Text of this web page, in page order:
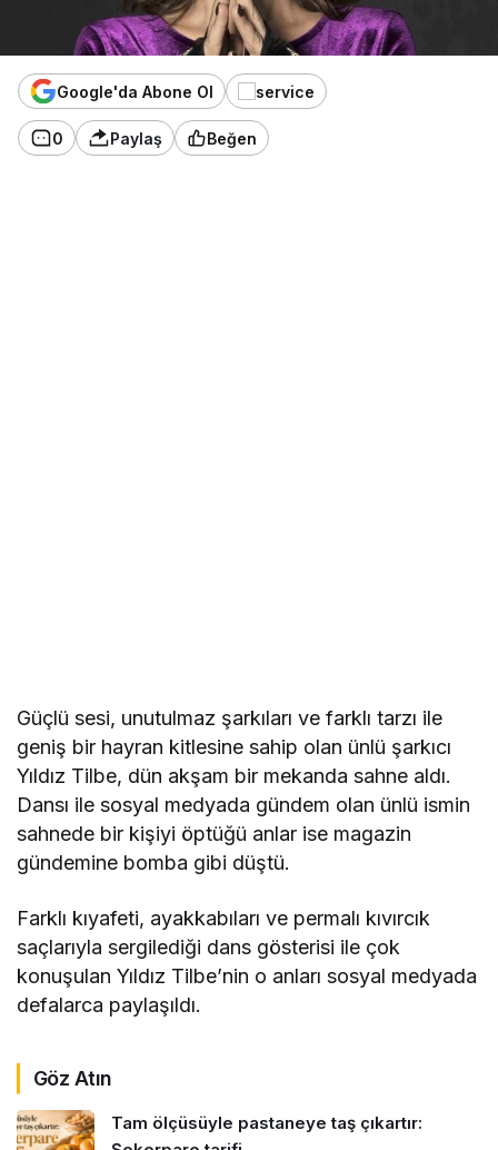
Google'da Abone Ol
0 Paylaş Beğen
Güçlü sesi, unutulmaz şarkıları ve farklı tarzı ile
geniş bir hayran kitlesine sahip olan ünlü şarkıcı
Yıldız Tilbe, dün akşam bir mekanda sahne aldı.
Dansı ile sosyal medyada gündem olan ünlü ismin
sahnede bir kişiyi öptüğü anlar ise magazin
gündemine bomba gibi düştü.
Farklı kıyafeti, ayakkabıları ve permalı kıvırcık
saçlarıyla sergilediği dans gösterisi ile çok
konuşulan Yıldız Tilbe’nin o anları sosyal medyada
defalarca paylaşıldı.
Göz Atın
Tam ölçüsüyle pastaneye taş çıkartır: